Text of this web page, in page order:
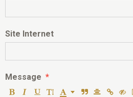
Site Internet
Message